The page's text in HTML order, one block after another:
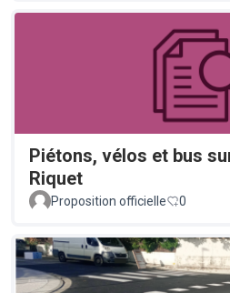
Piétons, vélos et bus
Riquet
Proposition officielle 0